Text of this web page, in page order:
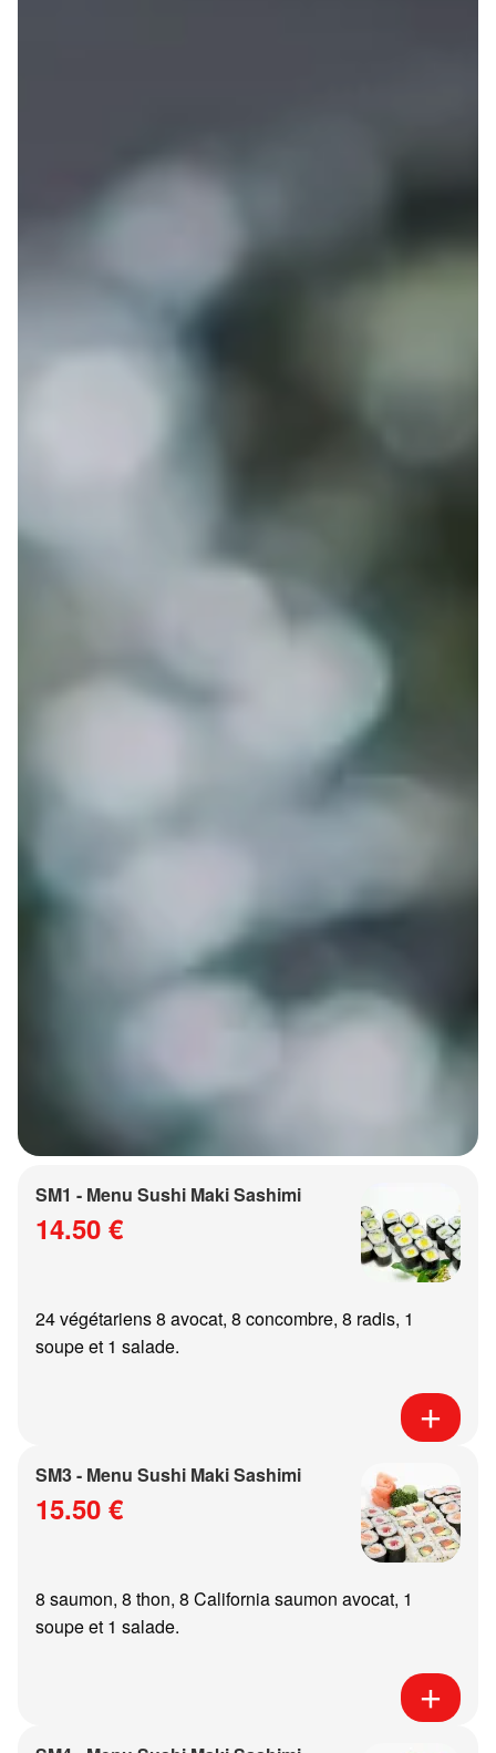
SM1 - Menu Sushi Maki Sashimi
14.50 €
24 végétariens 8 avocat, 8 concombre, 8 radis, 1
soupe et 1 salade.
SM3 - Menu Sushi Maki Sashimi
15.50 €
8 saumon, 8 thon, 8 California saumon avocat, 1
soupe et 1 salade.